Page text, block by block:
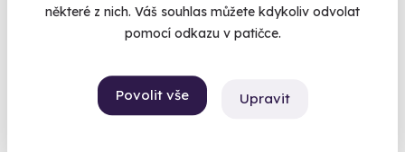
některé z nich. Váš souhlas můžete kdykoliv odvolat
pomocí odkazu v patičce.
Povolit vše Upravit
Večeře s pivním someliérem
3 980 Kč